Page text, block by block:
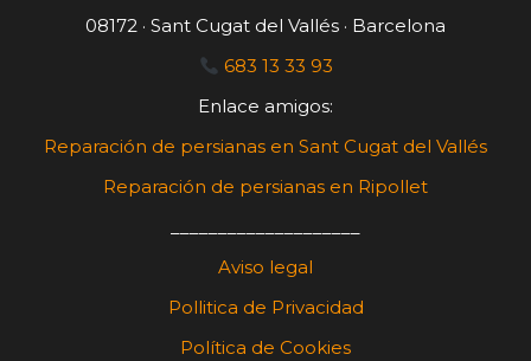
08172 · Sant Cugat del Vallés · Barcelona
683 13 33 93
Enlace amigos:
Reparación de persianas en Sant Cugat del Vallés
Reparación de persianas en Ripollet
Aviso legal
Pollitica de Privacidad
Política de Cookies